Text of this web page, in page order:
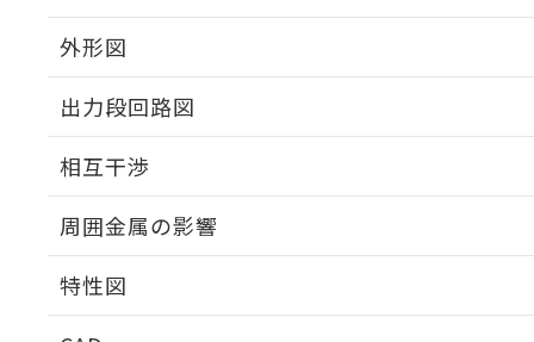
外形図
出力段回路図
相互干渉
周囲金属の影響
特性図